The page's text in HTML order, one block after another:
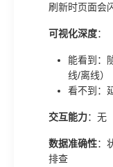
刷新时页面会
可视化深度：
能看到：
线/离线）
看不到：
交互能力：无
数据准确性：
排查